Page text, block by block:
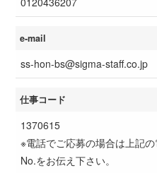
e-mail
ss-hon-bs@sigma-staff.co.jp
仕事コード
1370615
※電話でご応募の場合は上記
No.をお伝え下さい。